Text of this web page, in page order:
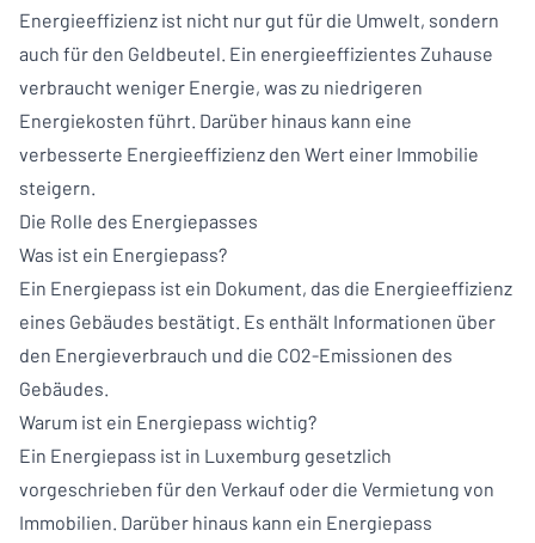
Energieeffizienz ist nicht nur gut für die Umwelt, sondern
auch für den Geldbeutel. Ein energieeffizientes Zuhause
verbraucht weniger Energie, was zu niedrigeren
Energiekosten führt. Darüber hinaus kann eine
verbesserte Energieeffizienz den Wert einer Immobilie
steigern.
Die Rolle des Energiepasses
Was ist ein Energiepass?
Ein Energiepass ist ein Dokument, das die Energieeffizienz
eines Gebäudes bestätigt. Es enthält Informationen über
den Energieverbrauch und die CO2-Emissionen des
Gebäudes.
Warum ist ein Energiepass wichtig?
Ein Energiepass ist in Luxemburg gesetzlich
vorgeschrieben für den Verkauf oder die Vermietung von
Immobilien. Darüber hinaus kann ein Energiepass